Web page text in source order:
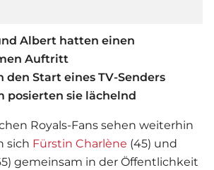
Albert hatten einen
Auftritt
den Start eines TV-Senders
posierten sie lächelnd
Royals-Fans sehen weiterhin
sich Fürstin Charlène (45) und
gemeinsam in der Öffentlichkeit